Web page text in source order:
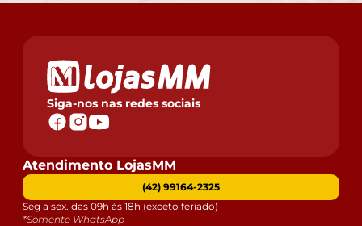
Siga-nos nas redes sociais
Atendimento LojasMM
(42) 99164-2325
Seg a sex. das 09h às 18h (exceto feriado)
*Somente WhatsApp